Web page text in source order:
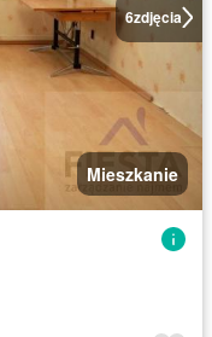
6zdjęcia
Mieszkanie